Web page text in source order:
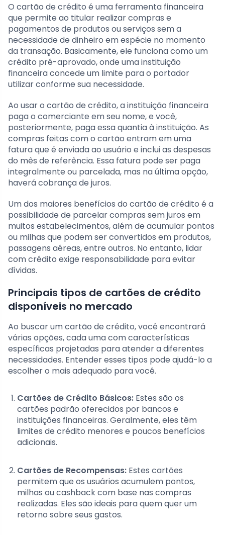
O cartão de crédito é uma ferramenta financeira
que permite ao titular realizar compras e
pagamentos de produtos ou serviços sem a
necessidade de dinheiro em espécie no momento
da transação. Basicamente, ele funciona como um
crédito pré-aprovado, onde uma instituição
financeira concede um limite para o portador
utilizar conforme sua necessidade.
Ao usar o cartão de crédito, a instituição financeira
paga o comerciante em seu nome, e você,
posteriormente, paga essa quantia à instituição. As
compras feitas com o cartão entram em uma
fatura que é enviada ao usuário e inclui as despesas
do mês de referência. Essa fatura pode ser paga
integralmente ou parcelada, mas na última opção,
haverá cobrança de juros.
Um dos maiores benefícios do cartão de crédito é a
possibilidade de parcelar compras sem juros em
muitos estabelecimentos, além de acumular pontos
ou milhas que podem ser convertidos em produtos,
passagens aéreas, entre outros. No entanto, lidar
com crédito exige responsabilidade para evitar
dívidas.
Principais tipos de cartões de crédito
disponíveis no mercado
Ao buscar um cartão de crédito, você encontrará
várias opções, cada uma com características
específicas projetadas para atender a diferentes
necessidades. Entender esses tipos pode ajudá-lo a
escolher o mais adequado para você.
Cartões de Crédito Básicos: Estes são os
cartões padrão oferecidos por bancos e
instituições financeiras. Geralmente, eles têm
limites de crédito menores e poucos benefícios
adicionais.
Cartões de Recompensas: Estes cartões
permitem que os usuários acumulem pontos,
milhas ou cashback com base nas compras
realizadas. Eles são ideais para quem quer um
retorno sobre seus gastos.